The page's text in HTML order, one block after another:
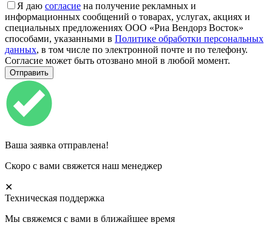
Я даю согласие на получение рекламных и
информационных сообщений о товарах, услугах, акциях и
специальных предложениях ООО «Риа Вендорз Восток»
способами, указанными в Политике обработки персональных
данных, в том числе по электронной почте и по телефону.
Согласие может быть отозвано мной в любой момент.
Ваша заявка отправлена!
Скоро с вами свяжется наш менеджер
✕
Техническая поддержка
Мы свяжемся с вами в ближайшее время